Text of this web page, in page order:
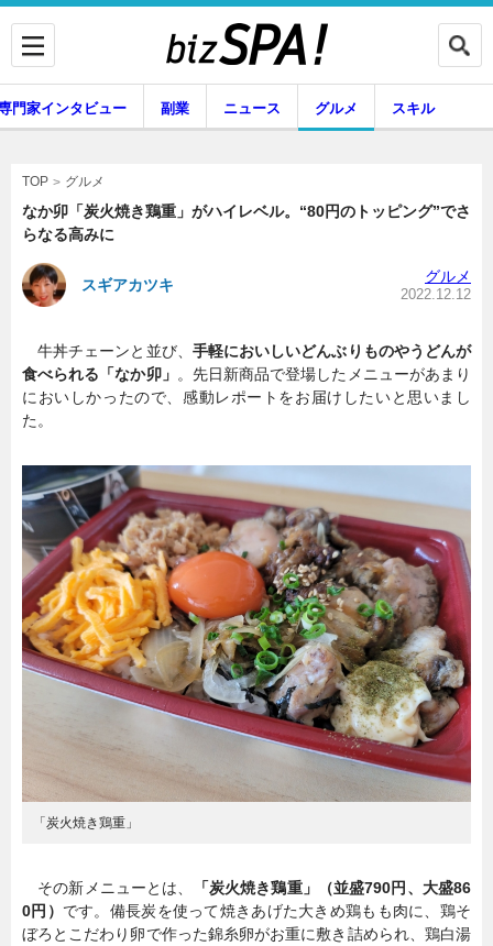
専門家インタビュー
副業 ニュース
暮らし エンタメ
連載一覧
門家インタビュー 副業 ニュース グルメ スキル
TOP グルメ
なか卯「炭火焼き鶏重」がハイレベル。“80円のトッピング”でさ
らなる高みに
スギアカツキ グルメ
2022.12.12
牛丼チェーンと並び、 手軽においしいどんぶりものやうどんが
食べられる「なか卯」 。先日新商品で登場したメニューがあまり
においしかったので、感動レポートをお届けしたいと思いまし
た。
「炭火焼き鶏重」
その新メニューとは、
「炭火焼き鶏重」（並盛790円、大盛86
0円） です。備長炭を使って焼きあげた大きめ鶏もも肉に、鶏そ
ぼろとこだわり卵で作った錦糸卵がお重に敷き詰められ、鶏白湯